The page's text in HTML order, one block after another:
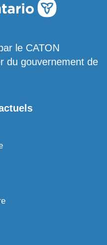
le CATON
du gouvernement de